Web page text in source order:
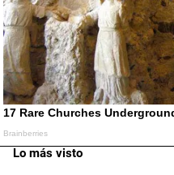
Lo más visto